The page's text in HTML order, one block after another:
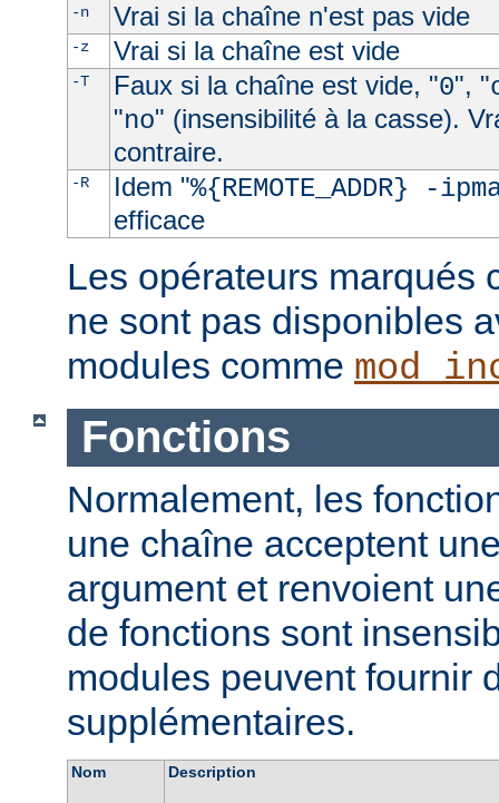
-n Vrai si la chaîne n'est pas vide
-z Vrai si la chaîne est vide
-T Faux si la chaîne est vide, "0", "
"no" (insensibilité à la casse).
contraire.
-R Idem "%{REMOTE_ADDR} -
efficace
Les opérateurs marqués
ne sont pas disponibles
modules comme
Fonctions
Normalement, les
une chaîne acceptent
argument et renvoient
de fonctions sont
modules peuvent fournir
supplémentaires.
Nom Description